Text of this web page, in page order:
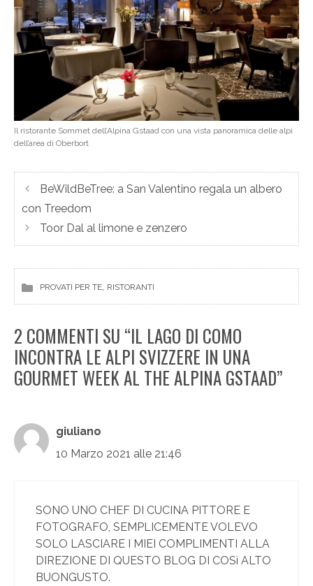
Il ristorante Sommet dell’Alpina Gstaad con una vista panoramica delle alpi
dell’area di Oberbort
BeWildBeTree: a San Valentino regala un albero
con Treedom
Toor Dal al limone e zenzero
PROVATI PER TE, RISTORANTI
2 COMMENTI SU “IL LAGO DI COMO
INCONTRA LE ALPI SVIZZERE IN UNA
GOURMET WEEK AL THE ALPINA GSTAAD”
giuliano
10 Marzo 2021 alle 21:46
SONO UNO CHEF DI CUCINA PITTORE E
FOTOGRAFO, SEMPLICEMENTE VOLEVO
SOLO LASCIARE I MIEI COMPLIMENTI ALLA
DIREZIONE DI QUESTO BLOG DI COSì ALTO
BUONGUSTO.